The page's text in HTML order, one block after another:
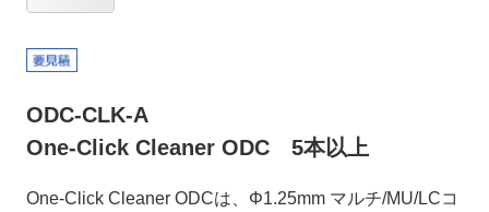
ODC-CLK-A
One-Click Cleaner ODC 5本以上
One-Click Cleaner ODCは、Φ1.25mm マルチ/MU/LCコ